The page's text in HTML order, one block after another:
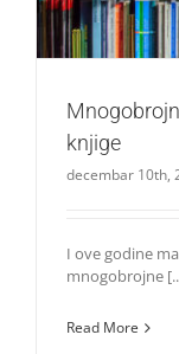
knjige
decembar 10th,
I ove godine
mnogobrojne
Read More